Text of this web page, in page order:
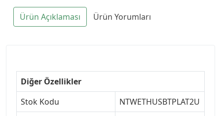
Ürün Açıklaması Ürün Yorumları
Diğer Özellikler
Stok Kodu
NTWETHUSBTPLAT2U